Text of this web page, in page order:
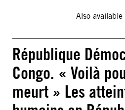
Also available
République
Congo. « Voilà
meurt » Les